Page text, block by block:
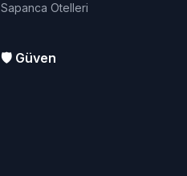
Sapanca Otelleri
🛡️ Güven